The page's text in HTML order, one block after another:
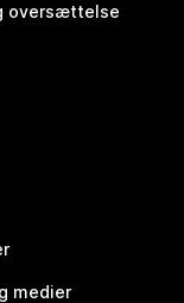
oversættelse
medier